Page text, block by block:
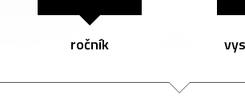
ročník